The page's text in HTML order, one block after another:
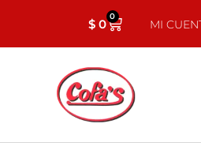
$0 0
MI